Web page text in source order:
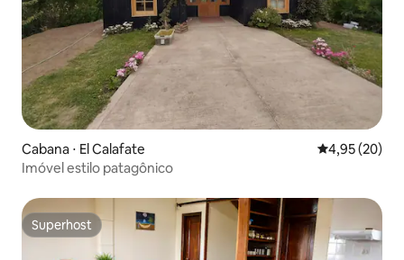
Cabana ⋅ El Calafate 4,95 de uma
4,95 (20)
Imóvel estilo patagônico
Superhost
Superhost